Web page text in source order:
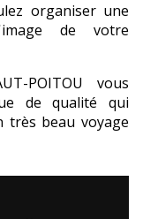
organiser une
de votre
POITOU vous
de qualité qui
très beau voyage